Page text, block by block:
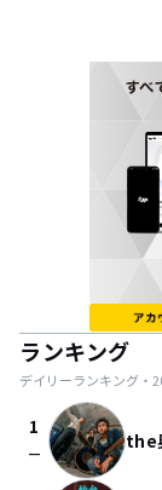
ランキング
デイリーランキング・
1
check_indeterminate_small the